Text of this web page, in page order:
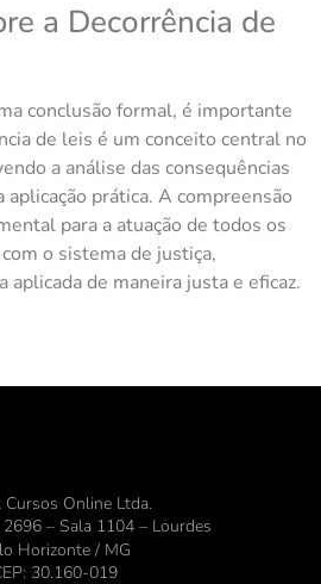
a Decorrência de
conclusão formal, é importante
de leis é um conceito central no
a análise das consequências
aplicação prática. A compreensão
para a atuação de todos os
o sistema de justiça,
aplicada de maneira justa e eficaz.
Cursos Online Ltda.
2696 – Sala 1104 – Lourdes
Horizonte / MG
30.160-019